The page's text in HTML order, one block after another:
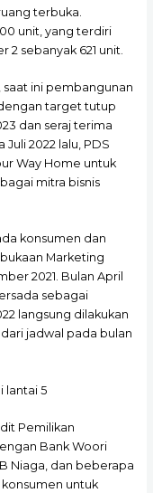
terbuka.
unit, yang terdiri
sebanyak 621 unit.
ini pembangunan
target tutup
dan seraj terima
2022 lalu, PDS
Way Home untuk
mitra bisnis
konsumen dan
Marketing
2021. Bulan April
sebagai
langsung dilakukan
jadwal pada bulan
lantai 5
Pemilikan
Bank Woori
Niaga, dan beberapa
untuk